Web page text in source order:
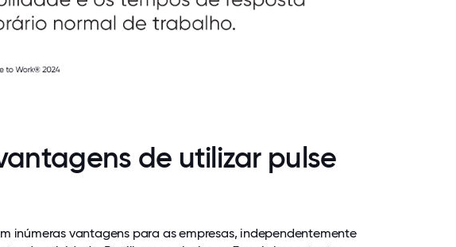
de utilizar pulse
inúmeras vantagens para as empresas, independentemente